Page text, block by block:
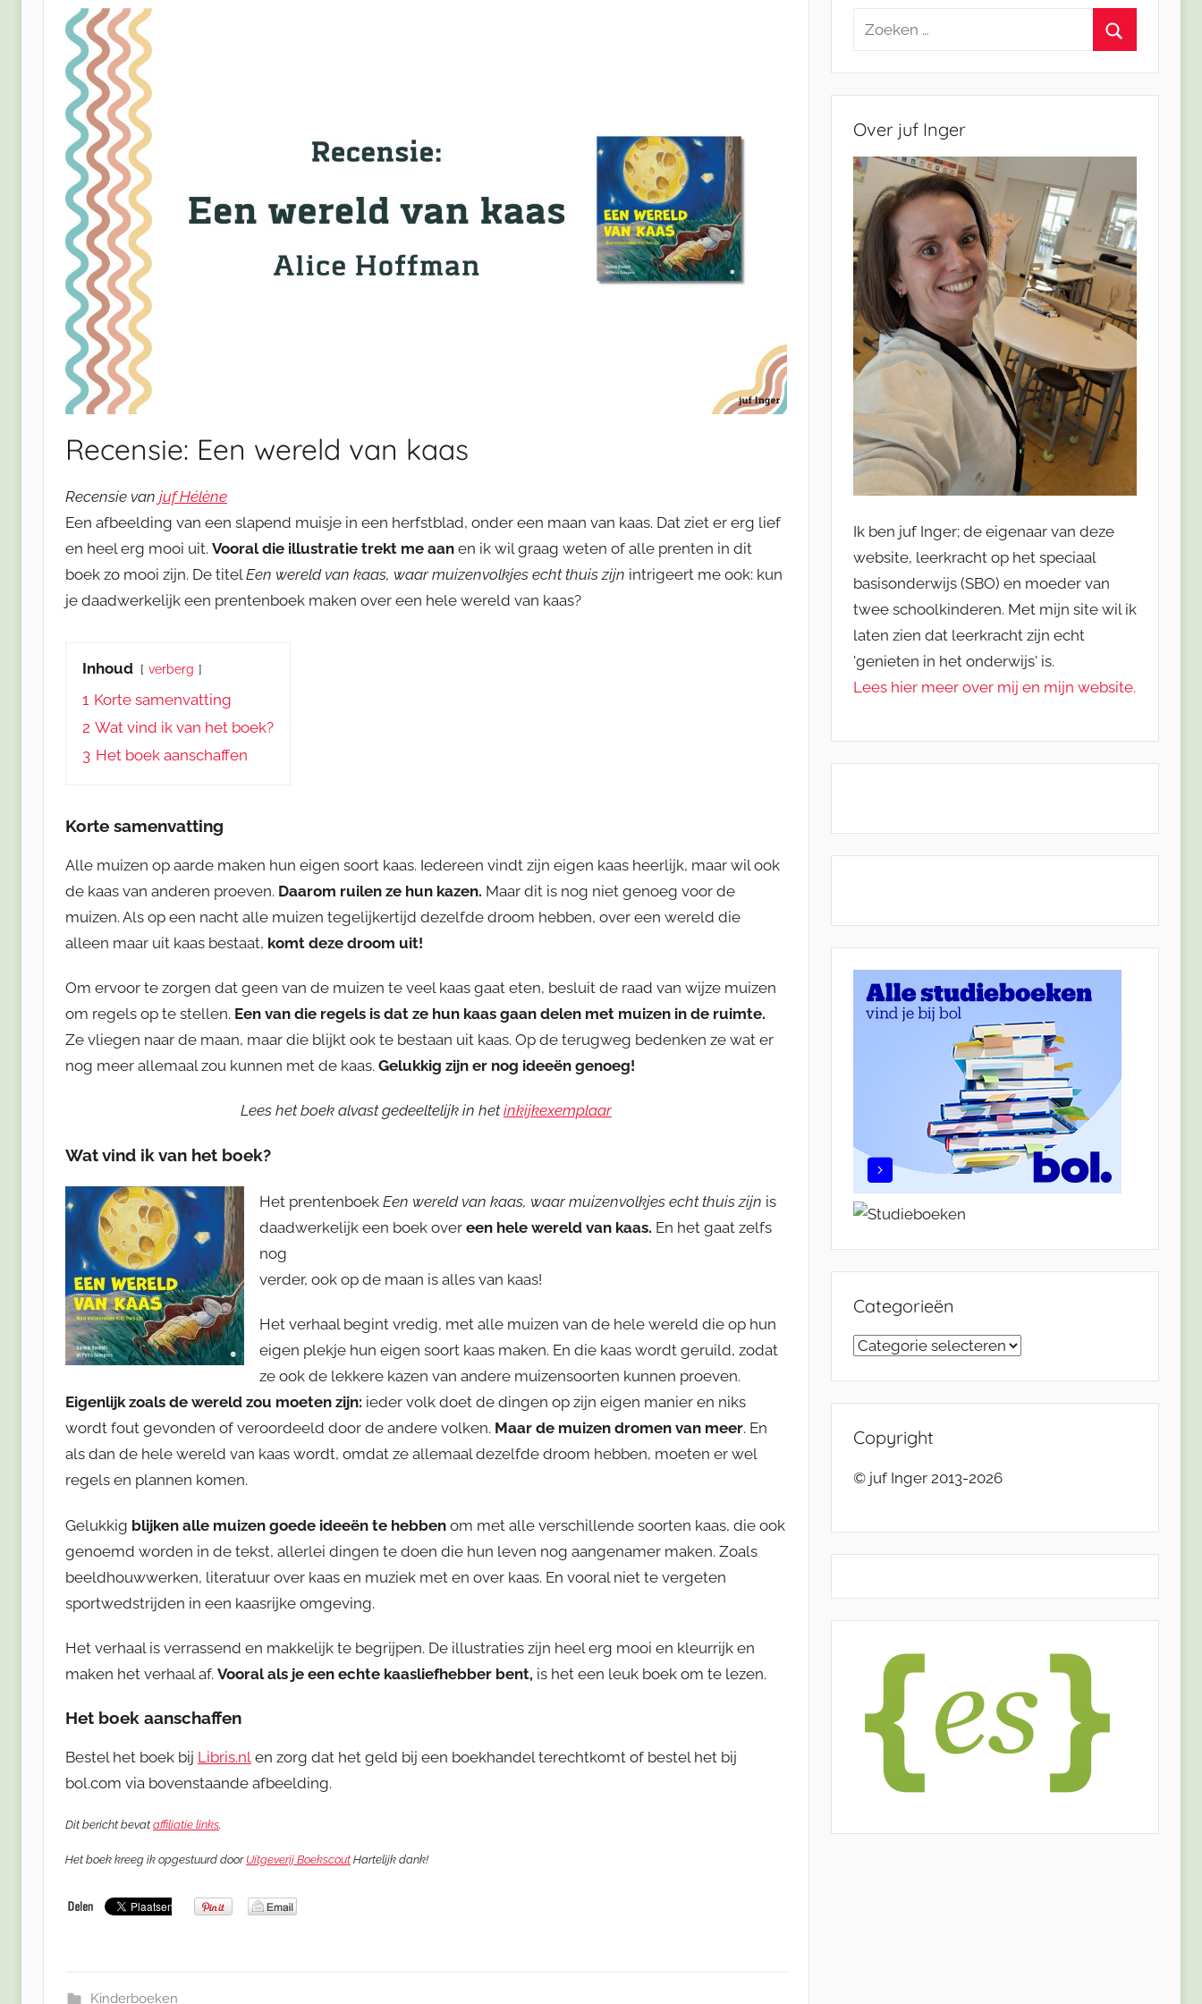
Recensie: Een wereld van kaas
Recensie van juf Hélène
Een afbeelding van een slapend muisje in een herfstblad, onder een maan van kaas. Dat ziet er erg lief
en heel erg mooi uit. Vooral die illustratie trekt me aan en ik wil graag weten of alle prenten in dit
boek zo mooi zijn. De titel Een wereld van kaas, waar muizenvolkjes echt thuis zijn intrigeert me ook: kun
je daadwerkelijk een prentenboek maken over een hele wereld van kaas?
Inhoud verberg
1 Korte samenvatting
2 Wat vind ik van het boek?
3 Het boek aanschaffen
Korte samenvatting
Alle muizen op aarde maken hun eigen soort kaas. Iedereen vindt zijn eigen kaas heerlijk, maar wil ook
de kaas van anderen proeven. Daarom ruilen ze hun kazen. Maar dit is nog niet genoeg voor de
muizen. Als op een nacht alle muizen tegelijkertijd dezelfde droom hebben, over een wereld die
alleen maar uit kaas bestaat, komt deze droom uit!
Om ervoor te zorgen dat geen van de muizen te veel kaas gaat eten, besluit de raad van wijze muizen
om regels op te stellen. Een van die regels is dat ze hun kaas gaan delen met muizen in de ruimte.
Ze vliegen naar de maan, maar die blijkt ook te bestaan uit kaas. Op de terugweg bedenken ze wat er
nog meer allemaal zou kunnen met de kaas. Gelukkig zijn er nog ideeën genoeg!
Lees het boek alvast gedeeltelijk in hetinkijkexemplaar
Wat vind ik van het boek?
Het prentenboek Een wereld van kaas, waar muizenvolkjes echt thuis zijn is
daadwerkelijk een boek over een hele wereld van kaas. En het gaat zelfs
nog
verder, ook op de maan is alles van kaas!
Het verhaal begint vredig, met alle muizen van de hele wereld die op hun
eigen plekje hun eigen soort kaas maken. En die kaas wordt geruild, zodat
ze ook de lekkere kazen van andere muizensoorten kunnen proeven.
Eigenlijk zoals de wereld zou moeten zijn: ieder volk doet de dingen op zijn eigen manier en niks
wordt fout gevonden of veroordeeld door de andere volken. Maar de muizen dromen van meer. En
als dan de hele wereld van kaas wordt, omdat ze allemaal dezelfde droom hebben, moeten er wel
regels en plannen komen.
Gelukkig blijken alle muizen goede ideeën te hebben om met alle verschillende soorten kaas, die ook
genoemd worden in de tekst, allerlei dingen te doen die hun leven nog aangenamer maken. Zoals
beeldhouwwerken, literatuur over kaas en muziek met en over kaas. En vooral niet te vergeten
sportwedstrijden in een kaasrijke omgeving.
Het verhaal is verrassend en makkelijk te begrijpen. De illustraties zijn heel erg mooi en kleurrijk en
maken het verhaal af. Vooral als je een echte kaasliefhebber bent, is het een leuk boek om te lezen.
Het boek aanschaffen
Bestel het boek bij Libris.nl en zorg dat het geld bij een boekhandel terechtkomt of bestel het bij
bol.com via bovenstaande afbeelding.
Dit bericht bevat affiliatie links.
Het boek kreeg ik opgestuurd door Uitgeverij Boekscout Hartelijk dank!
Kinderboeken
Zoeken
Over juf Inger
Ik ben juf Inger; de eigenaar van deze
website, leerkracht op het speciaal
basisonderwijs (SBO) en moeder van
twee schoolkinderen. Met mijn site wil ik
laten zien dat leerkracht zijn echt
'genieten in het onderwijs' is.
Lees hier meer over mij en mijn website.
Categorieën
Categorieën
Copyright
© juf Inger 2013-2026